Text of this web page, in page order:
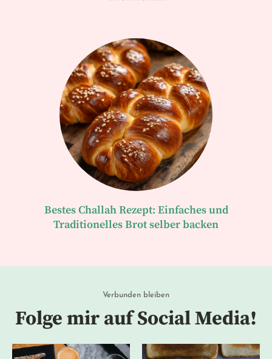
Bestes Challah Rezept: Einfaches und
Traditionelles Brot selber backen
Verbunden bleiben
Folge mir auf Social Media!